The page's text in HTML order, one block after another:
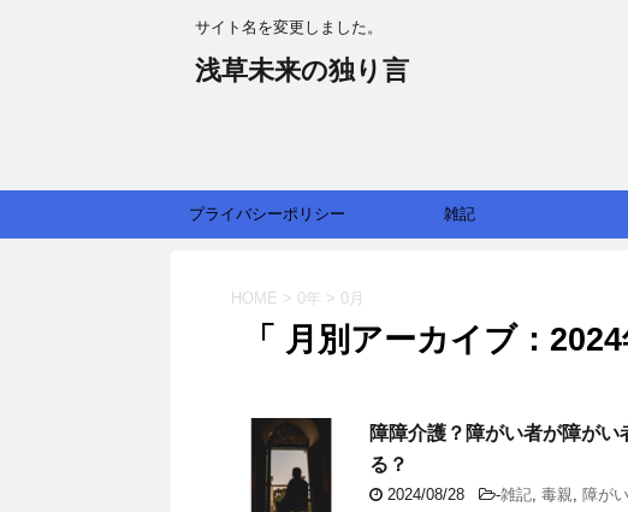
サイト名を変更しました。
浅草未来の独り言
プライバシーポリシー 雑記
HOME > 0年 > 0月
「 月別アーカイブ：
障障介護？障がい者が障が
る？
2024/08/28 -雑記, 毒親, 障が